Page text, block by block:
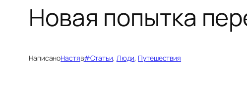
Новая попытка
НаписаноНастяв#Статьи, Люди, Путешествия